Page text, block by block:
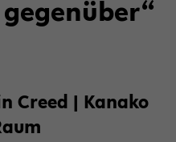
Creed | Ka­na­ko